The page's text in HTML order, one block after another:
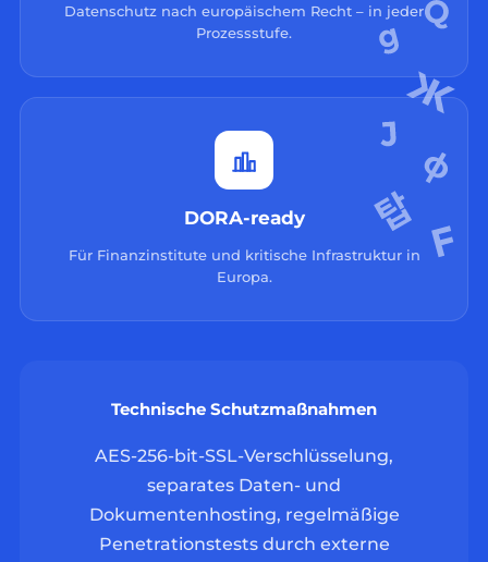
Datenschutz nach europäischem Recht – in jeder
Prozessstufe.
DORA-ready
Für Finanzinstitute und kritische Infrastruktur in
Europa.
Technische Schutzmaßnahmen
AES-256-bit-SSL-Verschlüsselung,
separates Daten- und
Dokumentenhosting, regelmäßige
Penetrationstests durch externe